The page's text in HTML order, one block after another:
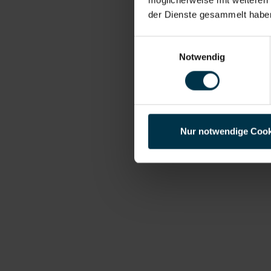
der Dienste gesammelt
Notwendig
Nur notwendige